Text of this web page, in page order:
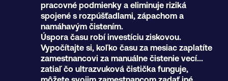
pracovné podmienky a eliminuje riziká
spojené s rozpúšťadlami, zápachom a
namáhavým čistením.
Úspora času robí investíciu ziskovou.
Vypočítajte si, koľko času za mesiac zaplatíte
zamestnancovi za manuálne čistenie vecí...
zatiaľ čo ultrazvuková čistička funguje,